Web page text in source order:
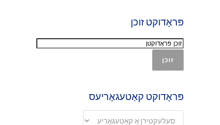
פּראָדוקט זוכן
זוכן
פּראָדוקט קאַטעגאָריעס